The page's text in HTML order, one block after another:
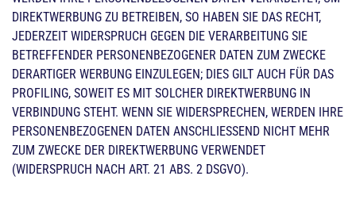
DIREKTWERBUNG ZU BETREIBEN, SO HABEN SIE DAS RECHT,
JEDERZEIT WIDERSPRUCH GEGEN DIE VERARBEITUNG SIE
BETREFFENDER PERSONENBEZOGENER DATEN ZUM ZWECKE
DERARTIGER WERBUNG EINZULEGEN; DIES GILT AUCH FÜR DAS
PROFILING, SOWEIT ES MIT SOLCHER DIREKTWERBUNG IN
VERBINDUNG STEHT. WENN SIE WIDERSPRECHEN, WERDEN IHRE
PERSONENBEZOGENEN DATEN ANSCHLIESSEND NICHT MEHR
ZUM ZWECKE DER DIREKTWERBUNG VERWENDET
(WIDERSPRUCH NACH ART. 21 ABS. 2 DSGVO).